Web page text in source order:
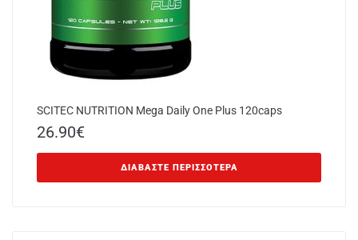
SCITEC NUTRITION Mega Daily One Plus 120caps
26.90€
ΔΙΑΒΆΣΤΕ ΠΕΡΙΣΣΌΤΕΡΑ